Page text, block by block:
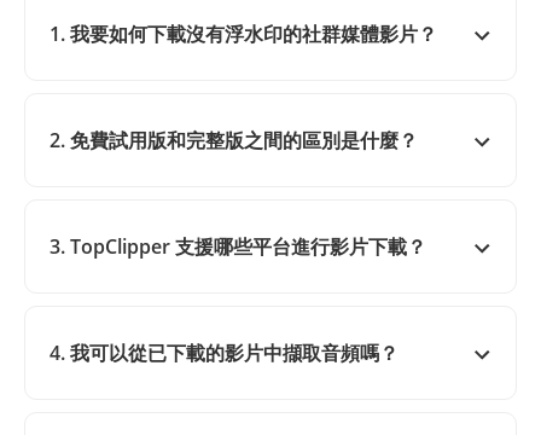
1. 我要如何下載沒有浮水印的社群媒體影片？
2. 免費試用版和完整版之間的區別是什麼？
3. TopClipper 支援哪些平台進行影片下載？
4. 我可以從已下載的影片中擷取音頻嗎？